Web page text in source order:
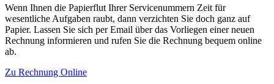
Wenn Ihnen die Papierflut Ihrer Servicenummern Zeit für
wesentliche Aufgaben raubt, dann verzichten Sie doch ganz auf
Papier. Lassen Sie sich per Email über das Vorliegen einer neuen
Rechnung informieren und rufen Sie die Rechnung bequem online
ab.
Zu Rechnung Online